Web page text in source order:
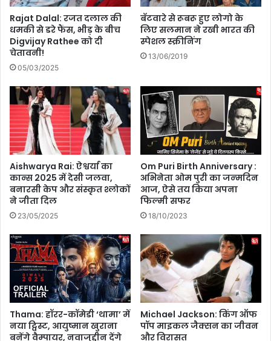
छो
ड़
ने
की
या
री
सु
प
र
स्टा
र
?
नू
नी
का
र्य
क
,
ले
ख
न
के
क्षे
त्र
में
रु
ब
ढ़े
गी
Rajat Dalal: रजत दलाल की
धमकी से डरे फैंस, भीड़ के बीच
Digvijay Rathee को दी
चेतावनी!
05/03/2025
बॅटवारे से रूबरू हुए लोगो के
लिए सलमान ने रखी भारत की
स्पेशल स्क्रीनिंग
13/06/2019
Aishwarya Rai: ऐश्वर्या का
कान्स 2025 में देसी जलवा,
बनारसी केप और संस्कृत श्लोकों
ने जीता दिल
23/05/2025
Om Puri Birth Anniversary :
अभिनेता ओम पुरी का जन्‍मदिन
आज, ऐसे तय किया अपना
फिल्मी सफर
18/10/2023
Thama: हॉरर-कॉमेडी ‘थामा’ में
नया ट्विस्ट, आयुष्मान खुराना
बनेंगे वैम्पायर, नवाजुद्दीन देंगे
Michael Jackson: किंग ऑफ
पॉप माइकल जैक्सन का जीवन
और विरासत